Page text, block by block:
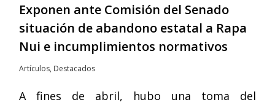
Exponen ante Comisión del Senado
situación de abandono estatal a Rapa
Nui e incumplimientos normativos
Artículos, Destacados
A fines de abril, hubo una toma del